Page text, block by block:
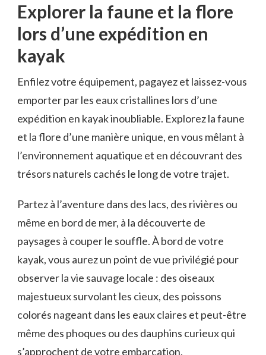
Explorer la faune et la flore
lors d’une expédition en
kayak
Enfilez votre équipement, pagayez et laissez-vous​
emporter par les eaux cristallines lors d’une‍
expédition​ en kayak inoubliable. Explorez ⁢la faune
et la flore d’une manière unique, en vous mêlant à
l’environnement aquatique et en découvrant des
trésors naturels cachés⁢ le⁢ long de votre trajet.
Partez à l’aventure dans des⁤ lacs, ‌des rivières ou
même en⁤ bord de mer, à ⁤la ⁣découverte de
paysages à couper​ le souffle.⁣ À bord de⁤ votre
kayak, vous aurez ⁢un point de vue privilégié pour⁢
observer la‍ vie sauvage ‌locale ⁤: des oiseaux
majestueux survolant les cieux, des poissons ​
colorés nageant dans les eaux claires et peut-être
même des phoques ou des dauphins curieux qui
s’approchent de votre embarcation.